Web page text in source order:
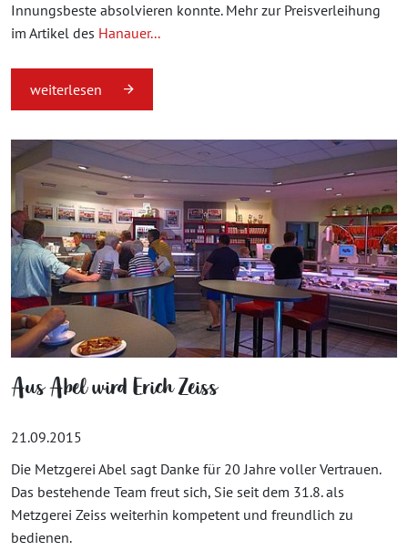
Innungsbeste absolvieren konnte. Mehr zur Preisverleihung
im Artikel des Hanauer...
weiterlesen
Aus Abel wird Erich Zeiss
21.09.2015
Die Metzgerei Abel sagt Danke für 20 Jahre voller Vertrauen.
Das bestehende Team freut sich, Sie seit dem 31.8. als
Metzgerei Zeiss weiterhin kompetent und freundlich zu
bedienen.